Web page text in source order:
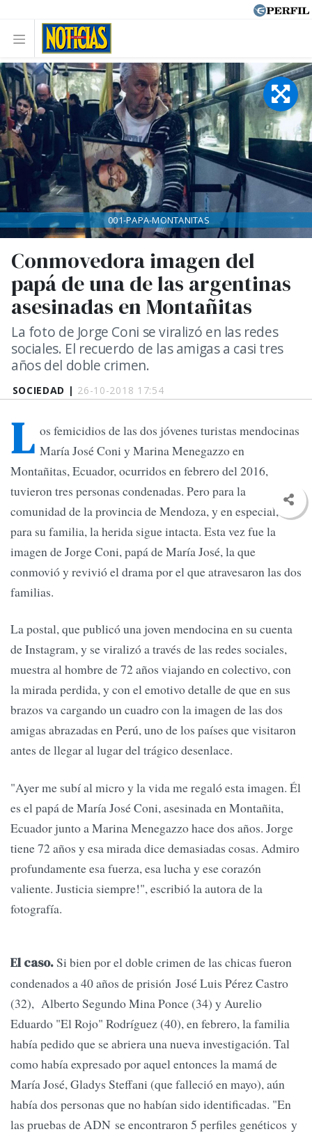
SOCIEDAD | 26-10-2018 17:54
Conmovedora imagen del
papá de una de las argentinas
asesinadas en Montañitas
La foto de Jorge Coni se viralizó en las redes
sociales. El recuerdo de las amigas a casi tres
años del doble crimen.
001-PAPA-MONTANITAS
L os femicidios de las dos jóvenes turistas mendocinas
María José Coni y Marina Menegazzo en
Montañitas, Ecuador, ocurridos en febrero del 2016,
tuvieron tres personas condenadas. Pero para la
comunidad de la provincia de Mendoza, y en especial,
para su familia, la herida sigue intacta. Esta vez fue la
imagen de Jorge Coni, papá de María José, la que
conmovió y revivió el drama por el que atravesaron las dos
familias.
La postal, que publicó una joven mendocina en su cuenta
de Instagram, y se viralizó a través de las redes sociales,
muestra al hombre de 72 años viajando en colectivo, con
la mirada perdida, y con el emotivo detalle de que en sus
brazos va cargando un cuadro con la imagen de las dos
amigas abrazadas en Perú, uno de los países que visitaron
antes de llegar al lugar del trágico desenlace.
"Ayer me subí al micro y la vida me regaló esta imagen. Él
es el papá de María José Coni, asesinada en Montañita,
Ecuador junto a Marina Menegazzo hace dos años. Jorge
tiene 72 años y esa mirada dice demasiadas cosas. Admiro
profundamente esa fuerza, esa lucha y ese corazón
valiente. Justicia siempre!", escribió la autora de la
fotografía.
El caso.Si bien por el doble crimen de las chicas fueron
condenados a 40 años de prisión José Luis Pérez Castro
(32), Alberto Segundo Mina Ponce (34) y Aurelio
Eduardo "El Rojo" Rodríguez (40), en febrero, la familia
había pedido que se abriera una nueva investigación. Tal
como había expresado por aquel entonces la mamá de
María José, Gladys Steffani (que falleció en mayo), aún
había dos personas que no habían sido identificadas. "En
las pruebas de ADN se encontraron 5 perfiles genéticos y